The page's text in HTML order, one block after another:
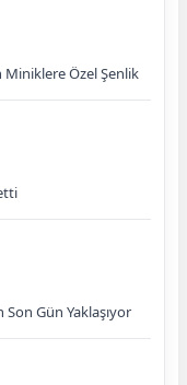
Özel Şenlik
Son Gün Yaklaşıyor